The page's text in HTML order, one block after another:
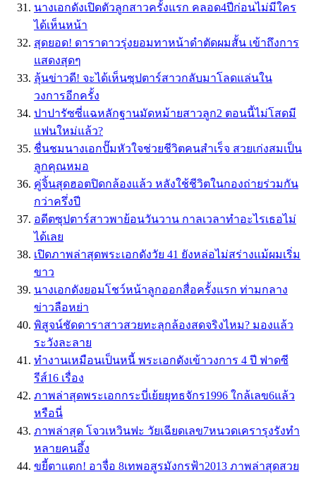
นางเอกดังเปิดตัวลูกสาวครั้งแรก คลอด4ปีก่อนไม่มีใคร
ได้เห็นหน้า
สุดยอด! ดาราดาวรุ่งยอมทาหน้าดำตัดผมสั้น เข้าถึงการ
แสดงสุดๆ
ลุ้นข่าวดี! จะได้เห็นซุปตาร์สาวกลับมาโลดแล่นใน
วงการอีกครั้ง
ปาปารัซซี่แฉหลักฐานมัดหม้ายสาวลูก2 ตอนนี้ไม่โสดมี
แฟนใหม่แล้ว?
ชื่นชมนางเอกปั๊มหัวใจช่วยชีวิตคนสำเร็จ สวยเก่งสมเป็น
ลูกคุณหมอ
คู่จิ้นสุดฮอตปิดกล้องแล้ว หลังใช้ชีวิตในกองถ่ายร่วมกัน
กว่าครึ่งปี
อดีตซุปตาร์สาวพาย้อนวันวาน กาลเวลาทำอะไรเธอไม่
ได้เลย
เปิดภาพล่าสุดพระเอกดังวัย 41 ยังหล่อไม่สร่างเเม้ผมเริ่ม
ขาว
นางเอกดังยอมโชว์หน้าลูกออกสื่อครั้งแรก ท่ามกลาง
ข่าวลือหย่า
พิสูจน์ชัดดาราสาวสวยทะลุกล้องสดจริงไหม? มองแล้ว
ระวังละลาย
ทำงานเหมือนเป็นหนี้ พระเอกดังเข้าวงการ 4 ปี ฟาดซี
รีส์16 เรื่อง
ภาพล่าสุดพระเอกกระบี่เย้ยยุทธจักร1996 ใกล้เลข6แล้ว
หรือนี่
ภาพล่าสุด โจวเหวินฟะ วัยเฉียดเลข7หนวดเครารุงรังทำ
หลายคนอึ้ง
ขยี้ตาแตก! อาจื่อ 8เทพอสูรมังกรฟ้า2013 ภาพล่าสุดสวย